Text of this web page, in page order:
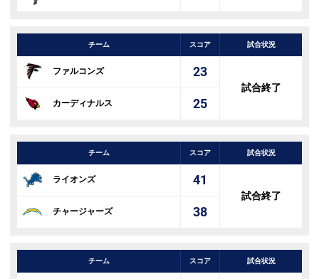
チーム スコア 試合状況
ファルコンズ 23
試合終了
カーディナルス 25
チーム スコア 試合状況
ライオンズ 41
試合終了
チャージャーズ 38
チーム スコア 試合状況